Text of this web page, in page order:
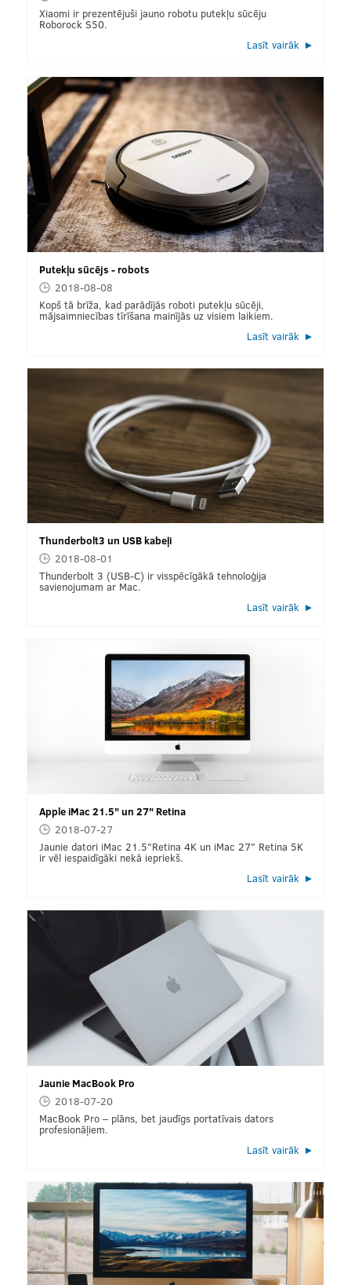
Xiaomi ir prezentējuši jauno robotu putekļu sūcēju
Roborock S50.
Lasīt vairāk
Putekļu sūcējs - robots
2018-08-08
Kopš tā brīža, kad parādījās roboti putekļu sūcēji,
mājsaimniecības tīrīšana mainījās uz visiem laikiem.
Lasīt vairāk
Thunderbolt3 un USB kabeļi
2018-08-01
Thunderbolt 3 (USB-C) ir visspēcīgākā tehnoloģija
savienojumam ar Mac.
Lasīt vairāk
Apple iMac 21.5" un 27" Retina
2018-07-27
Jaunie datori iMac 21.5"Retina 4K un iMac 27" Retina 5K
ir vēl iespaidīgāki nekā iepriekš.
Lasīt vairāk
Jaunie MacBook Pro
2018-07-20
MacBook Pro – plāns, bet jaudīgs portatīvais dators
profesionāļiem.
Lasīt vairāk